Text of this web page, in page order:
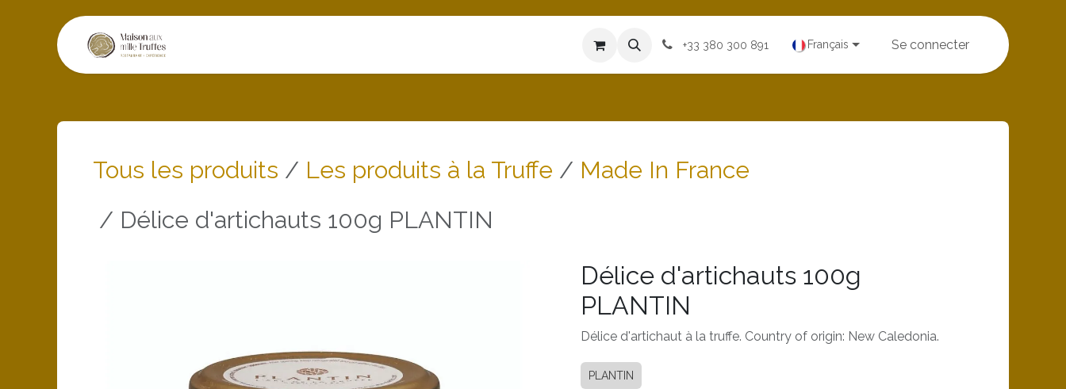
Se rendre au contenu
Blog +33 380 300 891 Français Se connecter
Tous les produits Les produits à la Truffe
Made In France
Délice d'artichauts 100g PLANTIN
Délice d'artichauts 100g
PLANTIN
Délice d'artichaut à la truffe. Country of origin: New Caledonia.
PLANTIN